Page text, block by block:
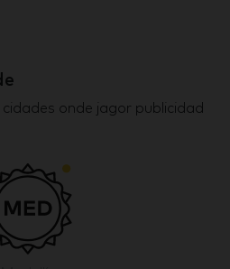
onde jagor publicidad